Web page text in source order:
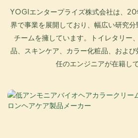
YOGIエンタープライズ株式会社は、
界で事業を展開しており、幅広い研究
チームを擁しています。トイレタリー
品、スキンケア、カラー化粧品、およ
任のエンジニアが在籍し